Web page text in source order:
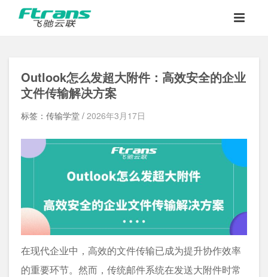
Outlook怎么发超大附件：高效安全的企业
文件传输解决方案
标签：传输学堂 / 2026年3月17日
在现代企业中，高效的文件传输已成为提升协作效率
的重要环节。然而，传统邮件系统在发送大附件时常